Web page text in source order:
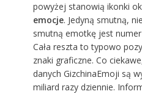
powyżej stanowią ikonki
emocje. Jedyną smutną,
smutną emotkę jest
Cała reszta to typowo
znaki graficzne. Co
danych GizchinaEmoji są
miliard razy dziennie.